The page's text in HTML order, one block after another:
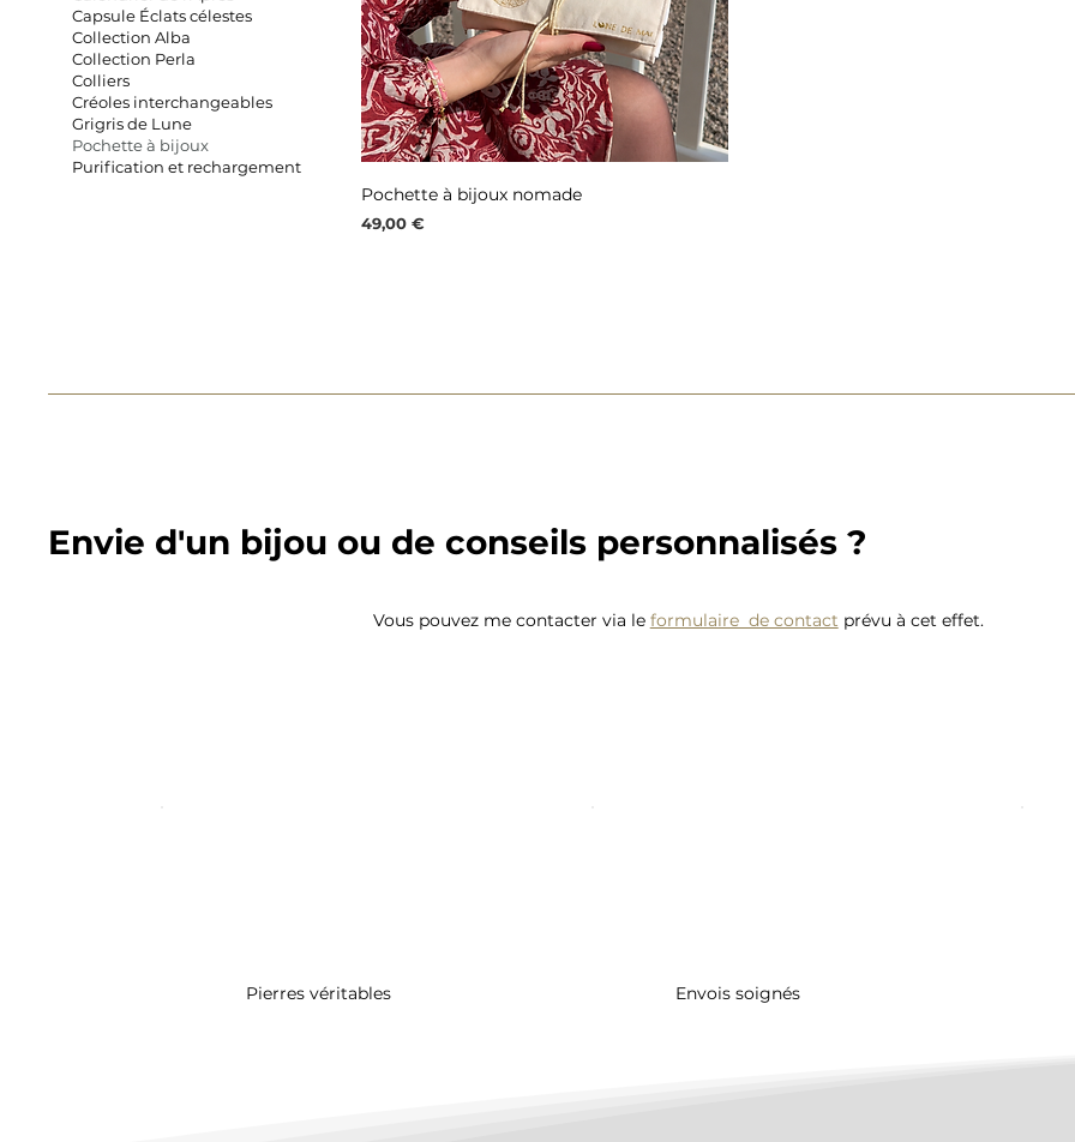
Capsule Éclats célestes
Collection Alba
Collection Perla
Colliers
Créoles interchangeables
Grigris de Lune
Pochette à bijoux
Purification et rechargement
Aperçu rapide
Pochette à bijoux nomade
Prix
49,00 €
Envie d'un bijou ou de conseils personnalisés ?
Vous pouvez me contacter via le formulaire de contact prévu à cet effet.
Pierres véritables Envois soignés